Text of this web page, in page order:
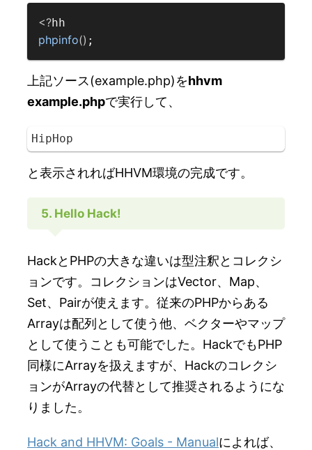
<?
phpinfo()
上記ソース(example.php)をhhvm
example.phpで実行して、
と表示されればHHVM環境の完成です。
5. Hello Hack!
HackとPHPの大きな違いは型注釈とコレクシ
ョンです。コレクションはVector、Map、
Set、Pairが使えます。従来のPHPからある
Arrayは配列として使う他、ベクターやマップ
として使うことも可能でした。HackでもPHP
同様にArrayを扱えますが、Hackのコレクシ
ョンがArrayの代替として推奨されるようにな
りました。
Hack and HHVM: Goals - Manualによれば、